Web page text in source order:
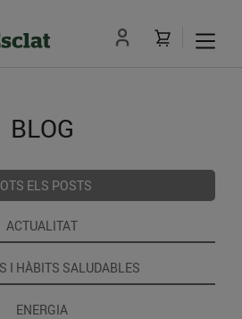
BLOG
ELS POSTS
ACTUALITAT
I HÀBITS SALUDABLES
ENERGIA